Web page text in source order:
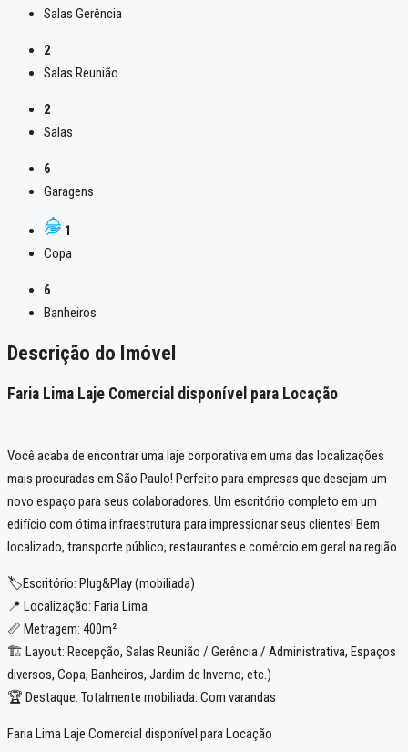
Salas Gerência
2
Salas Reunião
2
Salas
6
Garagens
1
Copa
6
Banheiros
Descrição do Imóvel
Faria Lima Laje Comercial disponível para Locação
Você acaba de encontrar uma laje corporativa em uma das localizações
mais procuradas em São Paulo! Perfeito para empresas que desejam um
novo espaço para seus colaboradores. Um escritório completo em um
edifício com ótima infraestrutura para impressionar seus clientes! Bem
localizado, transporte público, restaurantes e comércio em geral na região.
🏷️Escritório: Plug&Play (mobiliada)
📍 Localização: Faria Lima
📏 Metragem: 400m²
🏗️ Layout: Recepção, Salas Reunião / Gerência / Administrativa, Espaços
diversos, Copa, Banheiros, Jardim de Inverno, etc.)
🏆 Destaque: Totalmente mobiliada. Com varandas
Faria Lima Laje Comercial disponível para Locação